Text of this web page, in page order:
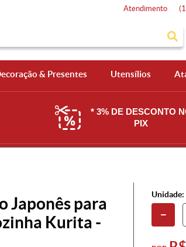
Atendimento
& Presentes Utensílios
* 3% DE DESCONTO
PIX
Japonês para
Kurita -
Unidade: